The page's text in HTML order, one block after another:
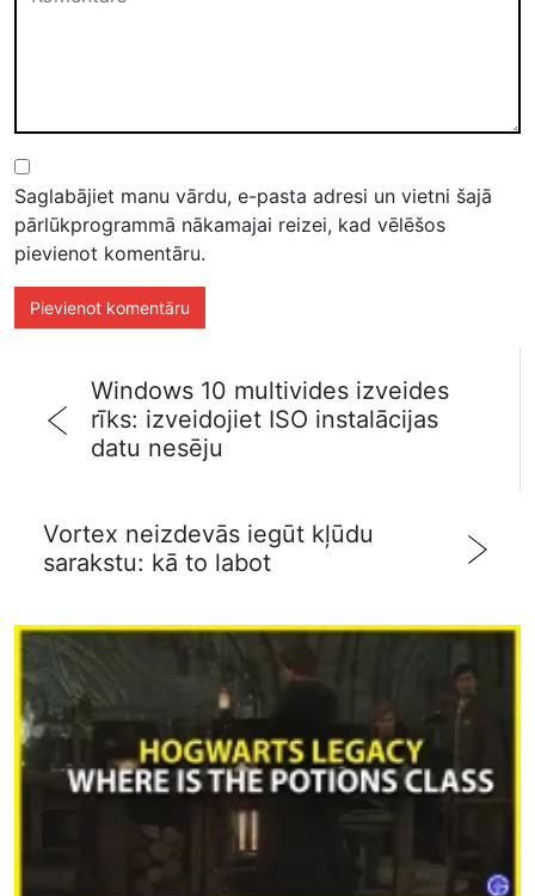
Saglabājiet manu vārdu, e-pasta adresi un vietni šajā
pārlūkprogrammā nākamajai reizei, kad vēlēšos
pievienot komentāru.
Windows 10 multivides izveides
rīks: izveidojiet ISO instalācijas
datu nesēju
Vortex neizdevās iegūt kļūdu
sarakstu: kā to labot